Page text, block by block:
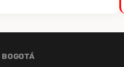
BOGOTÁ